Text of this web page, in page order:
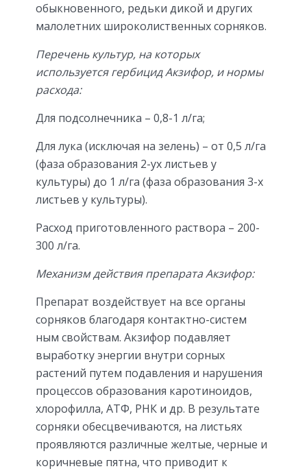
обыкновенного, редьки дикой и других
малолетних широколиственных сорняков.
Перечень культур, на которых
используется гербицид Акзифор, и нормы
расхода:
Для подсолнечника – 0,8-1 л/га;
Для лука (исключая на зелень) – от 0,5 л/га
(фаза образования 2-ух листьев у
культуры) до 1 л/га (фаза образования 3-х
листьев у культуры).
Расход приготовленного раствора – 200-
300 л/га.
Механизм действия препарата Акзифор:
Препарат воздействует на все органы
сорняков благодаря контактно-систем
ным свойствам. Акзифор подавляет
выработку энергии внутри сорных
растений путем подавления и нарушения
процессов образования каротиноидов,
хлорофилла, АТФ, РНК и др. В результате
сорняки обесцвечиваются, на листьях
проявляются различные желтые, черные и
коричневые пятна, что приводит к